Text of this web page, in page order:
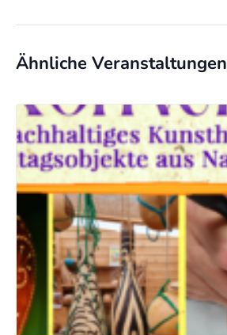
Ähnliche Veranstaltungen